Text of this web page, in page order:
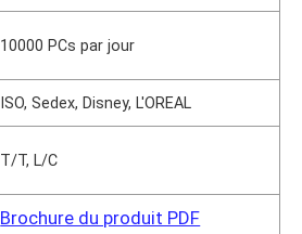
10000 PCs par jour
ISO, Sedex, Disney, L'OREAL
T/T, L/C
Brochure du produit PDF